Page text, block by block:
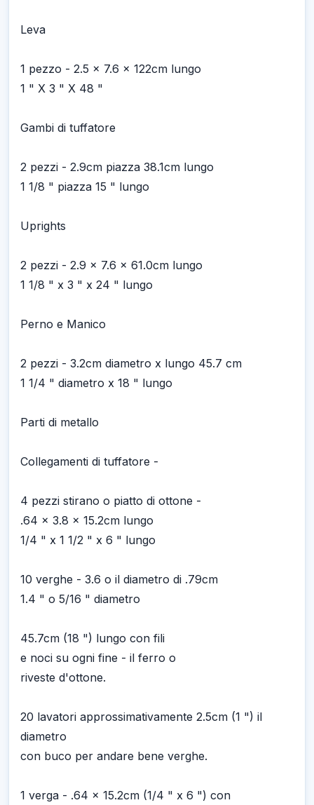
Leva
1 pezzo - 2.5 x 7.6 x 122cm lungo
1 " X 3 " X 48 "
Gambi di tuffatore
2 pezzi - 2.9cm piazza 38.1cm lungo
1 1/8 " piazza 15 " lungo
Uprights
2 pezzi - 2.9 x 7.6 x 61.0cm lungo
1 1/8 " x 3 " x 24 " lungo
Perno e Manico
2 pezzi - 3.2cm diametro x lungo 45.7 cm
1 1/4 " diametro x 18 " lungo
Parti di metallo
Collegamenti di tuffatore -
4 pezzi stirano o piatto di ottone -
.64 x 3.8 x 15.2cm lungo
1/4 " x 1 1/2 " x 6 " lungo
10 verghe - 3.6 o il diametro di .79cm
1.4 " o 5/16 " diametro
45.7cm (18 ") lungo con fili
e noci su ogni fine - il ferro o
riveste d'ottone.
20 lavatori approssimativamente 2.5cm (1 ") il
diametro
con buco per andare bene verghe.
1 verga - .64 x 15.2cm (1/4 " x 6 ") con